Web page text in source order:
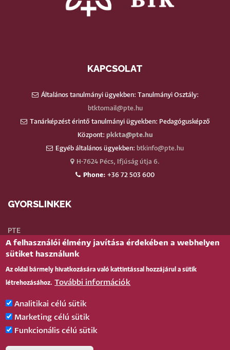
KAPCSOLAT
Általános tanulmányi ügyekben: Tanulmányi Osztály:
btktomail@pte.hu
Tanárképzést érintő tanulmányi ügyekben: Pedagógusképző
Központ: pkkta@pte.hu
Egyéb általános ügyekben: btkinfo@pte.hu
H-7624 Pécs, Ifjúság útja 6.
Phone: +36 72 503 600
GYORSLINKEK
PTE
Neptun
Webmail
Telefonkönyv
Teams
TÉR
(oktatói)
BELÉPÉS
Bejelentkezés
A felhasználói élmény javítása érdekében a webhelyen
sütiket használunk
Az oldal bármely hivatkozására való kattintással hozzájárul a sütik
létrehozásához. További információk
Analitikai célú sütik
Marketing célú sütik
Funkcionális célú sütik